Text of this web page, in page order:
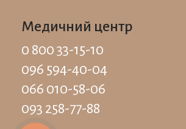
Медичний центр
0 800 33-15-10
096 594-40-04
066 010-58-06
093 258-77-88